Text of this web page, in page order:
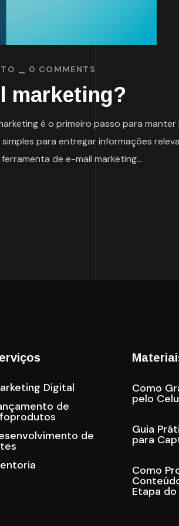
0 COMMENTS
marketing?
é o primeiro passo para
para entregar informações
de e-mail marketing...
Digital
de
de
Como
pelo
Guia
para
Como
Etapa do